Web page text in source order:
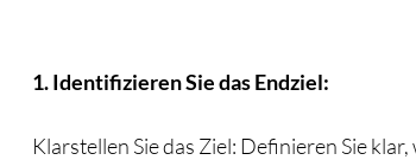
1. Identifizieren Sie das Endziel:
Klarstellen Sie das Ziel: Definieren Sie